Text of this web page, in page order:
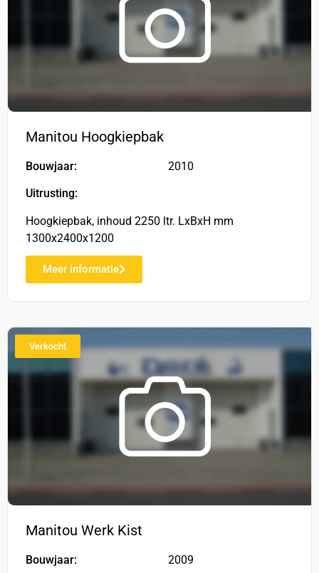
Manitou Hoogkiepbak
Bouwjaar: 2010
Uitrusting:
Hoogkiepbak, inhoud 2250 ltr. LxBxH mm
1300x2400x1200
Meer informatie
Verkocht
Manitou Werk Kist
Bouwjaar: 2009